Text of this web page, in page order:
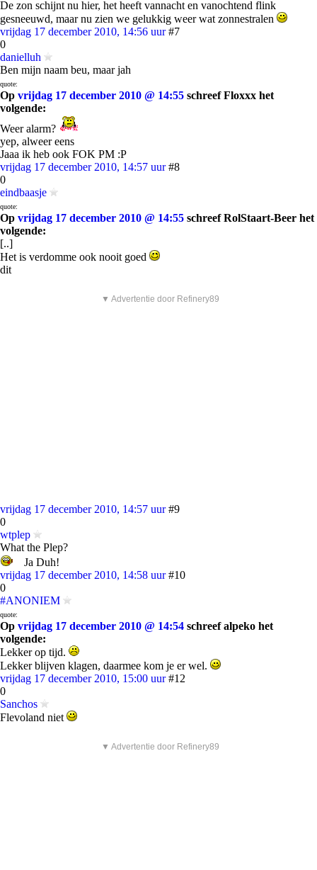
De zon schijnt nu hier, het heeft vannacht en vanochtend flink
gesneeuwd, maar nu zien we gelukkig weer wat zonnestralen
vrijdag 17 december 2010, 14:56 uur #7
0
danielluh
Ben mijn naam beu, maar jah
quote:
Op vrijdag 17 december 2010 @ 14:55 schreef Floxxx het
volgende:
Weer alarm?
yep, alweer eens
Jaaa ik heb ook FOK PM :P
vrijdag 17 december 2010, 14:57 uur #8
0
eindbaasje
quote:
Op vrijdag 17 december 2010 @ 14:55 schreef RolStaart-Beer het
volgende:
[..]
Het is verdomme ook nooit goed
dit
▼ Advertentie door Refinery89
vrijdag 17 december 2010, 14:57 uur #9
0
wtplep
What the Plep?
Ja Duh!
vrijdag 17 december 2010, 14:58 uur #10
0
#ANONIEM
quote:
Op vrijdag 17 december 2010 @ 14:54 schreef alpeko het
volgende:
Lekker op tijd.
Lekker blijven klagen, daarmee kom je er wel.
vrijdag 17 december 2010, 15:00 uur #12
0
Sanchos
Flevoland niet
▼ Advertentie door Refinery89